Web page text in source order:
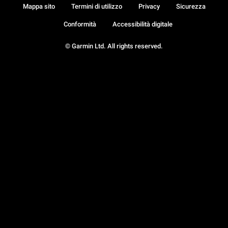
© Garmin Ltd. All rights reserved.
Mappa sito Termini di utilizzo Privacy Sicurezza
Conformità Accessibilità digitale